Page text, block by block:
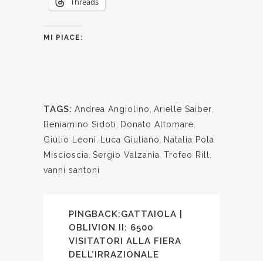
MI PIACE:
TAGS: Andrea Angiolino Arielle Saiber
Beniamino Sidoti
Donato Altomare
Giulio Leoni
Luca Giuliano
Natalia Pola
Miscioscia Sergio Valzania Trofeo Rill
vanni santoni
PINGBACK:GATTAIOLA |
OBLIVION II: 6500
VISITATORI ALLA FIERA
DELL’IRRAZIONALE